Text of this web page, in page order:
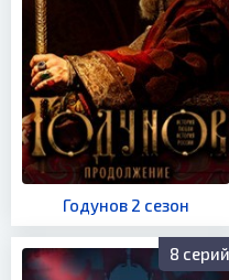
Годунов 2 сезон
8 серий